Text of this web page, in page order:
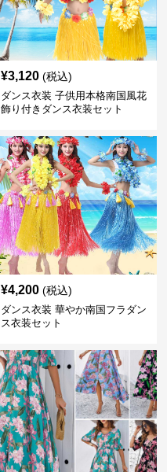
¥3,120 (税込)
ダンス衣装 子供用本格南国風花
飾り付きダンス衣装セット
¥4,200 (税込)
ダンス衣装 華やか南国フラダン
ス衣装セット